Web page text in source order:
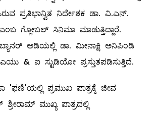
ಪ್ರತಿಭಾನ್ವಿತ ನಿರ್ದೇಶಕ ಡಾ. ವಿ.ಎನ್.
ಗ್ಲೋಬಲ್ ಸಿನಿಮಾ ಮಾಡುತ್ತಿದ್ದಾರೆ.
ಬ್ಯಾನರ್ ಅಡಿಯಲ್ಲಿ ಡಾ. ಮೀನಾಕ್ಷಿ ಅನಿಪಿಂಡಿ
ಎಯು & ಐ ಸ್ಟುಡಿಯೋ ಪ್ರಸ್ತುತಪಡಿಸುತ್ತಿದೆ.
'ಫಣಿ'ಯಲ್ಲಿ ಪ್ರಮುಖ ಪಾತ್ರಕ್ಕೆ ಜೀವ
ಮುಖ್ಯ ಪಾತ್ರದಲ್ಲಿ